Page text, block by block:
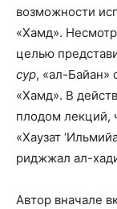
возможности
«Хамд».
целью
сур, «ал-Байан»
«Хамд». В
плодом лекций,
«Хаузат
риджжал ал-
Автор вначале